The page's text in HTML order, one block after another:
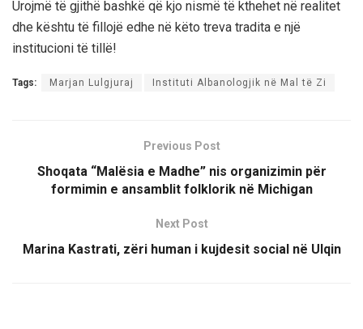
Urojmë të gjithë bashkë që kjo nismë të kthehet në realitet
dhe kështu të fillojë edhe në këto treva tradita e një
institucioni të tillë!
Tags: Marjan Lulgjuraj Instituti Albanologjik në Mal të Zi
Previous Post
Shoqata “Malësia e Madhe” nis organizimin për
formimin e ansamblit folklorik në Michigan
Next Post
Marina Kastrati, zëri human i kujdesit social në Ulqin